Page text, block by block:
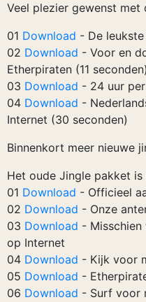
Veel plezier gewenst met
01 Download - De
02 Download - Voor en
Etherpiraten (11 seconden)
03 Download - 24 uur
04 Download -
Internet (30 seconden)
Binnenkort meer nieuwe
Het oude Jingle pakket
01 Download - Officieel
02 Download - Onze
03 Download -
op Internet
04 Download - Kijk voor
05 Download -
06 Download - Surf voor